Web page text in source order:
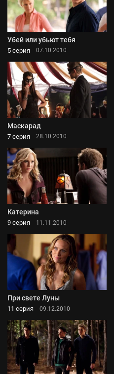
Убей или убьют тебя
5 серия 07.10.2010
Маскарад
7 серия 28.10.2010
Катерина
9 серия 11.11.2010
При свете Луны
11 серия 09.12.2010